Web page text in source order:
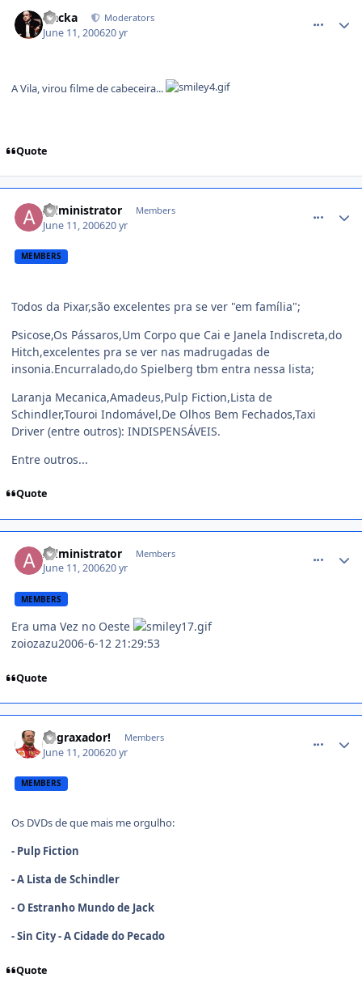
Nacka Moderators
June 11, 200620 yr
A Vila, virou filme de cabeceira...
Quote
Administrator Members
June 11, 200620 yr
MEMBERS
Todos da Pixar,são excelentes pra se ver "em família";
Psicose,Os Pássaros,Um Corpo que Cai e Janela Indiscreta,do
Hitch,excelentes pra se ver nas madrugadas de
insonia.Encurralado,do Spielberg tbm entra nessa lista;
Laranja Mecanica,Amadeus,Pulp Fiction,Lista de
Schindler,Touroi Indomável,De Olhos Bem Fechados,Taxi
Driver (entre outros): INDISPENSÁVEIS.
Entre outros...
Quote
Administrator Members
June 11, 200620 yr
MEMBERS
Era uma Vez no Oeste
zoiozazu2006-6-12 21:29:53
Quote
Engraxador! Members
June 11, 200620 yr
MEMBERS
Os DVDs de que mais me orgulho:
- Pulp Fiction
- A Lista de Schindler
- O Estranho Mundo de Jack
- Sin City - A Cidade do Pecado
Quote